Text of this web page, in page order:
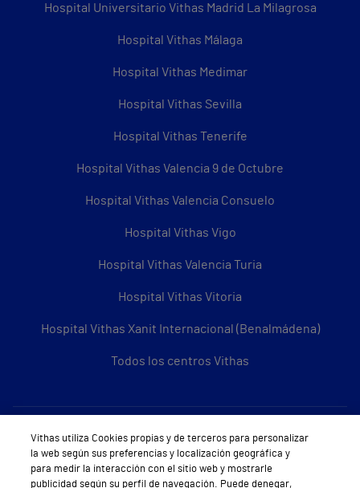
Hospital Universitario Vithas Madrid La Milagrosa
Hospital Vithas Málaga
Hospital Vithas Medimar
Hospital Vithas Sevilla
Hospital Vithas Tenerife
Hospital Vithas Valencia 9 de Octubre
Hospital Vithas Valencia Consuelo
Hospital Vithas Vigo
Hospital Vithas Valencia Turia
Hospital Vithas Vitoria
Hospital Vithas Xanit Internacional (Benalmádena)
Todos los centros Vithas
Sobre Vithas
Quiénes somos
Vithas utiliza Cookies propias y de terceros para personalizar
la web según sus preferencias y localización geográfica y
para medir la interacción con el sitio web y mostrarle
publicidad según su perfil de navegación. Puede denegar,